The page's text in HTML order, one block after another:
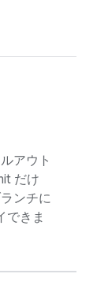
アウト
だけ
ンチに
できま